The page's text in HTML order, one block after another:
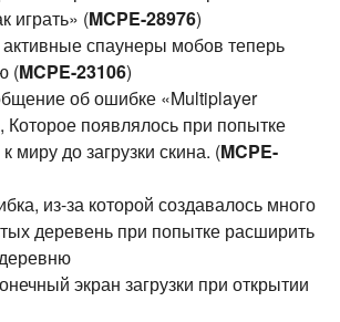
играть» (MCPE-28976)
спаунеры мобов теперь
(MCPE-23106)
об ошибке «Multiplayer
Которое появлялось при попытке
миру до загрузки скина. (MCPE-
из-за которой создавалось много
деревень при попытке расширить
экран загрузки при открытии